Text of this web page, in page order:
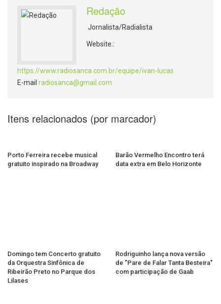
Redação
Jornalista/Radialista
Website.:
https://www.radiosanca.com.br/equipe/ivan-lucas
E-mail radiosanca@gmail.com
Itens relacionados (por marcador)
Porto Ferreira recebe musical
gratuito inspirado na Broadway
Barão Vermelho Encontro terá
data extra em Belo Horizonte
Domingo tem Concerto gratuito
da Orquestra Sinfônica de
Ribeirão Preto no Parque dos
Lilases
Rodriguinho lança nova versão
de "Pare de Falar Tanta Besteira"
com participação de Gaab